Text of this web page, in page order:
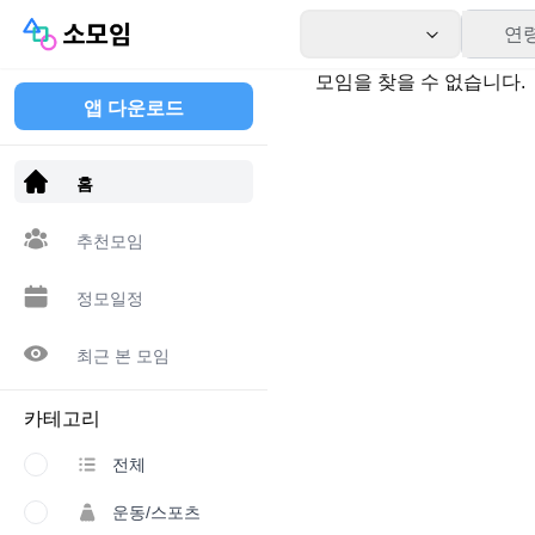
연
앱 다운로드
홈
추천모임
정모일정
최근 본 모임
카테고리
전체
운동/스포츠
모임을 찾을 수 없습니다.